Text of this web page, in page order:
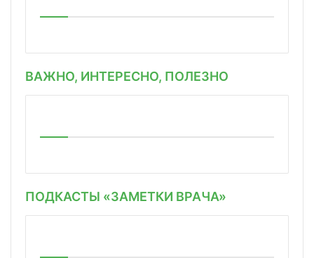
ВАЖНО, ИНТЕРЕСНО, ПОЛЕЗНО
ПОДКАСТЫ «ЗАМЕТКИ ВРАЧА»